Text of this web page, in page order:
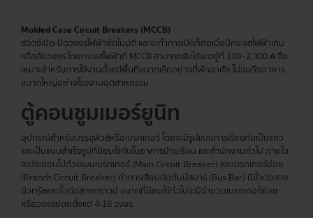
Molded Case Circuit Breakers (MCCB)
สวิตช์เปิด-ปิดวงจรไฟฟ้าอัตโนมัติ และจะทำการเปิดก็ต่อเมื่อมีกระแสไฟฟ้าเกิน
หรือลัดวงจร โดยกระแสไฟฟ้าที่ MCCB สามารถรับได้จะอยู่ที่ 100 -2,300 A จึง
เหมาะสำหรับการใช้งานตั้งแต่พื้นที่ขนาดเล็กอย่างที่พักอาศัย ไปจนถึงอาคาร
ขนาดใหญ่อย่างโรงงานอุตสาหกรรม
ตู้คอนซูมเมอร์ยูนิท
อุปกรณ์สำหรับบรรจุฟิวส์หรือเบรกเกอร์ โดยจะมีรูปแบบการเรียงกันเป็นแถว
และเป็นแบบสำเร็จรูปที่นิยมใช้กันในอาคารบ้านเรือน และสำนักงานทั่วไป ภายใน
จะประกอบไปด้วยเมนเบรกเกอร์ (Main Circuit Breaker) และเบรกเกอร์ย่อย
(Branch Circuit Breaker) ทำการเสียบต่อกับบัสบาร์ (Bus Bar) มีขั้วต่อสาย
นิวทรัลและขั้วต่อสายกราวด์ ขนาดที่นิยมใช้ทั่วไปจะมีจำนวนเบรกเกอร์ย่อย
หรือวงจรย่อยตั้งแต่ 4-18 วงจร